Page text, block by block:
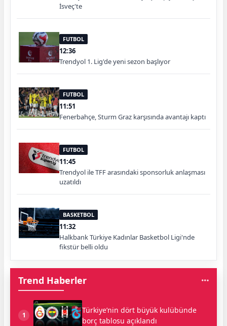
İsveç'te
FUTBOL
12:36
Trendyol 1. Lig'de yeni sezon başlıyor
FUTBOL
11:51
Fenerbahçe, Sturm Graz karşısında avantajı kaptı
FUTBOL
11:45
Trendyol ile TFF arasındaki sponsorluk anlaşması
uzatıldı
BASKETBOL
11:32
Halkbank Türkiye Kadınlar Basketbol Ligi'nde
fikstür belli oldu
Trend Haberler
1
Türkiye’nin dört büyük kulübünde
borç tablosu açıklandı